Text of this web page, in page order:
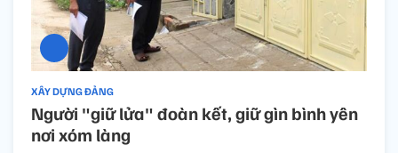
XÂY DỰNG ĐẢNG
Người "giữ lửa" đoàn kết, giữ gìn bình yên
nơi xóm làng